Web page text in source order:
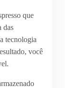
que
das
tecnologia
você